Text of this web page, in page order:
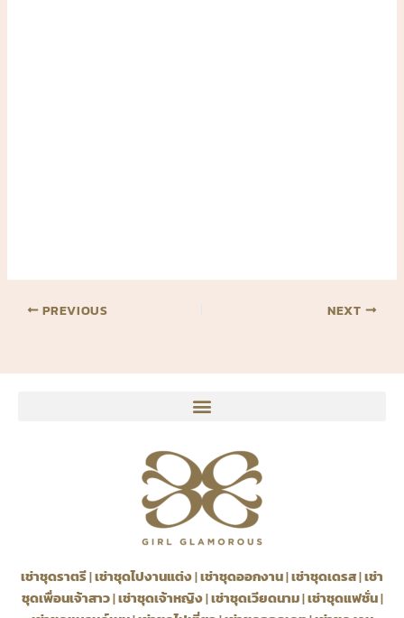
PREVIOUS NEXT
เช่าชุดราตรี|เช่าชุดไปงานแต่ง|เช่าชุดออกงาน|เช่าชุดเดรส|เช่า
ชุดเพื่อนเจ้าสาว|เช่าชุดเจ้าหญิง|เช่าชุดเวียดนาม|เช่าชุดแฟชั่น|